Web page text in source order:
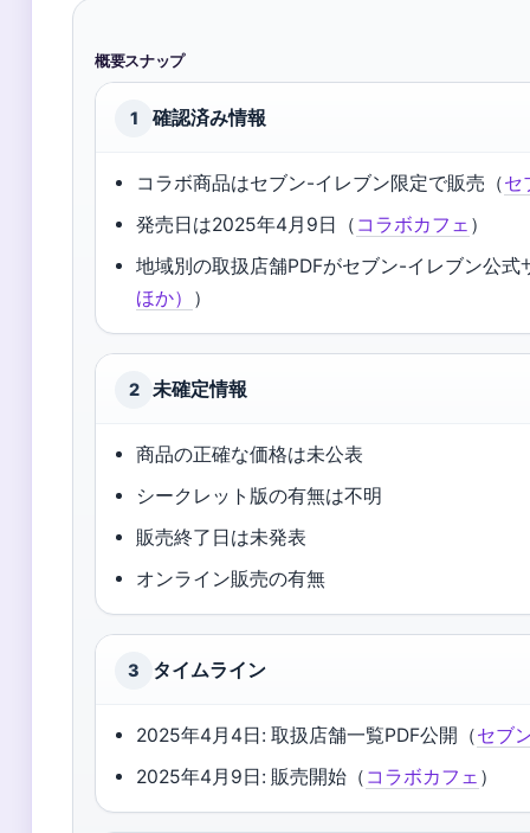
概要スナップ
1 確認済み情報
コラボ商品はセブン-イレブン限定で販売（セ
発売日は2025年4月9日（ コラボカフェ ）
地域別の取扱店舗PDFがセブン-イレブン公式
ほか） ）
2 未確定情報
商品の正確な価格は未公表
シークレット版の有無は不明
販売終了日は未発表
オンライン販売の有無
3 タイムライン
2025年4月4日: 取扱店舗一覧PDF公開（セブ
2025年4月9日: 販売開始（ コラボカフェ ）